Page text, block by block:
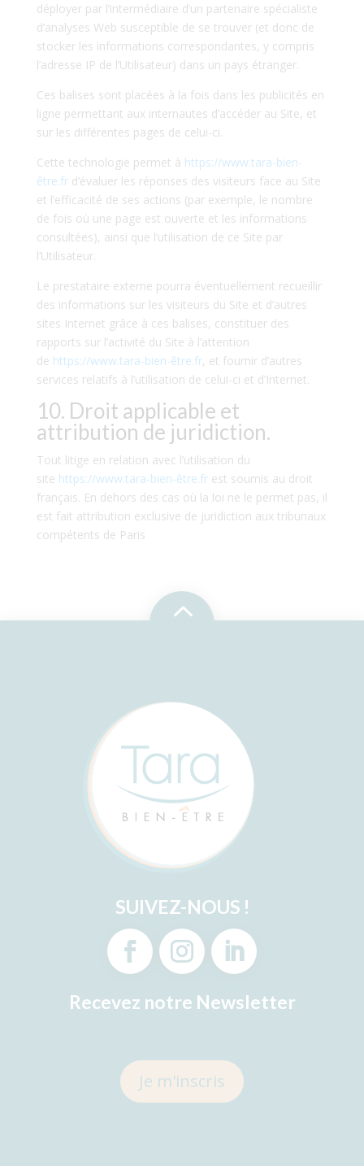
déployer par l’intermédiaire d’un partenaire spécialiste
d’analyses Web susceptible de se trouver (et donc de
stocker les informations correspondantes, y compris
l’adresse IP de l’Utilisateur) dans un pays étranger.
Ces balises sont placées à la fois dans les publicités en
ligne permettant aux internautes d’accéder au Site, et
sur les différentes pages de celui-ci.
Cette technologie permet à https://www.tara-bien-
être.frd’évaluer les réponses des visiteurs face au Site
et l’efficacité de ses actions (par exemple, le nombre
de fois où une page est ouverte et les informations
consultées), ainsi que l’utilisation de ce Site par
l’Utilisateur.
Le prestataire externe pourra éventuellement recueillir
des informations sur les visiteurs du Site et d’autres
sites Internet grâce à ces balises, constituer des
rapports sur l’activité du Site à l’attention
de https://www.tara-bien-être.fr, et fournir d’autres
services relatifs à l’utilisation de celui-ci et d’Internet.
10. Droit applicable et
attribution de juridiction.
Tout litige en relation avec l’utilisation du
site https://www.tara-bien-être.frest soumis au droit
français. En dehors des cas où la loi ne le permet pas, il
est fait attribution exclusive de juridiction aux tribunaux
compétents de Paris
2
SUIVEZ-NOUS !
Recevez notre Newsletter
Je m'inscris